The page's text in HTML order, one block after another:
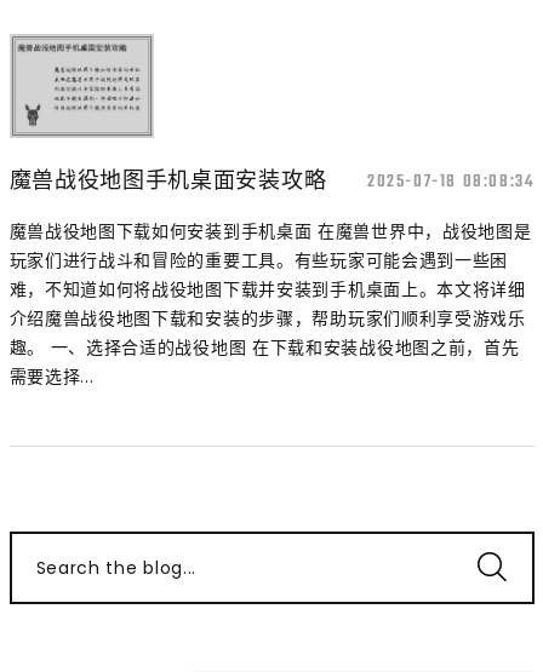
魔兽战役地图手机桌面安装攻略 2025-07-18 08:08:34
魔兽战役地图下载如何安装到手机桌面 在魔兽世界中，战役地图是
玩家们进行战斗和冒险的重要工具。有些玩家可能会遇到一些困
难，不知道如何将战役地图下载并安装到手机桌面上。本文将详细
介绍魔兽战役地图下载和安装的步骤，帮助玩家们顺利享受游戏乐
趣。 一、选择合适的战役地图 在下载和安装战役地图之前，首先
需要选择...
Search the blog...